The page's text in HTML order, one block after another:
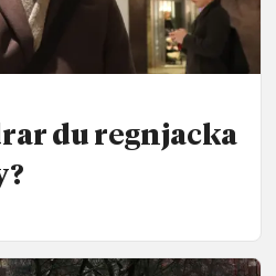
du regnjacka